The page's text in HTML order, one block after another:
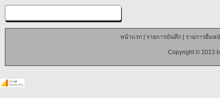
หน้าแรก| รายการบันทึก| รายการยืมห
Copyright © 2013